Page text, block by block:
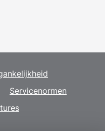
Servicenormen